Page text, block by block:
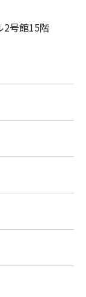
2号館15階